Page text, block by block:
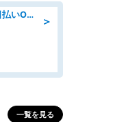
＞
マシンオペレーター/未経験OK/日払いOK/交替制/20・30・40代活躍中/製造 工場
一覧を見る